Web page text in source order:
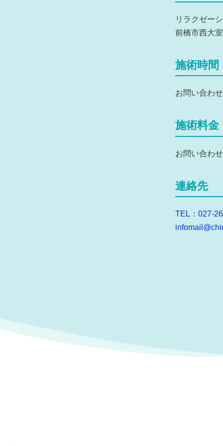
リラクゼー
前橋市西大
施術時間
お問い合わ
施術料金
お問い合わ
連絡先
TEL：027-